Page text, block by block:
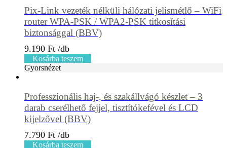
Pix-Link vezeték nélküli hálózati jelismétlő – WiFi
router WPA-PSK / WPA2-PSK titkosítási
biztonsággal (BBV)
9.190 Ft
Kosárba teszem
Gyorsnézet
Professzionális haj-, és szakállvágó készlet – 3
darab cserélhető fejjel, tisztítókefével és LCD
kijelzővel (BBV)
7.790 Ft
Kosárba teszem